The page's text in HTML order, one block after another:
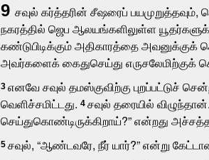
9 சவுல் கர்த்தரின் சீஷரைப்
நகரத்தில் ஜெப ஆலயங்களிலுள்ள
கண்டுபிடிக்கும் அதிகாரத்தை
அவர்களைக் கைதுசெய்து எருசலேமிற்குக்
3 எனவே சவுல் தமஸ்குவிற்கு புறப்பட்டுச்
வெளிச்சமிட்டது. 4 சவுல் தரையில்
செய்துகொண்டிருக்கிறாய்?” என்றது
5 சவுல், “ஆண்டவரே, நீர் யார்?” என்று